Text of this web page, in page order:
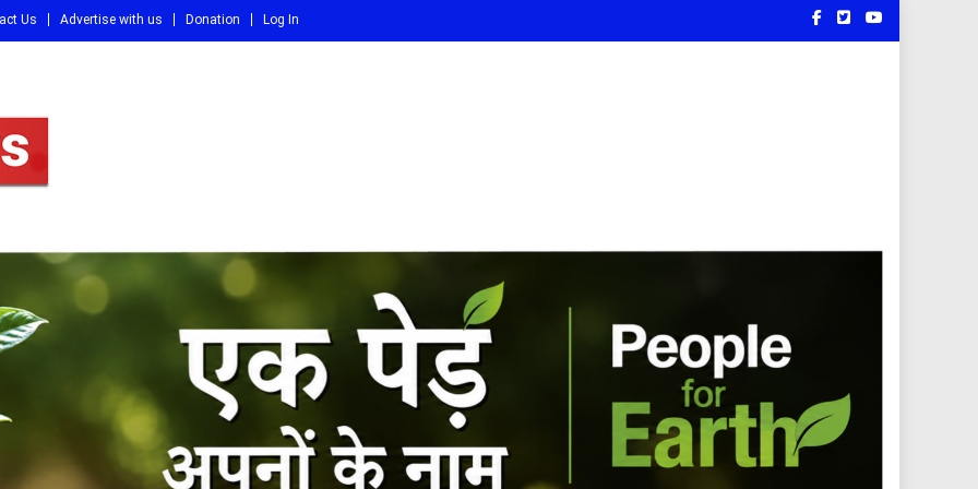
Us Advertise with us Donation Log In